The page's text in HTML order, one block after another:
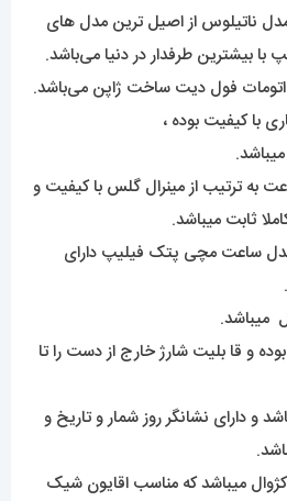
ناتیلوس از اصیل ترین مدل های
بیشترین طرفدار در دنیا می‌باشد.
فول دیت ساخت ژاپن می‌باشد.
با کیفیت بوده ،
ترتیب از مینرال گلس با کیفیت و
ثابت میباشد.
ساعت مچی پتک فیلیپ دارای
میباشد.
و قا بلیت شارژ خارج از دست را تا
دارای نشانگر روز شمار و تاریخ و
میباشد که مناسب اقایون شیک